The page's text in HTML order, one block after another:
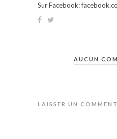
Sur Facebook:
AUCUN
LAISSER UN